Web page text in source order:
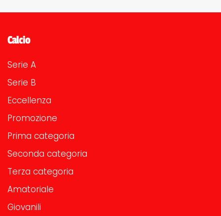
Calcio
Serie A
Serie B
Eccellenza
Promozione
Prima categoria
Seconda categoria
Terza categoria
Amatoriale
Giovanili